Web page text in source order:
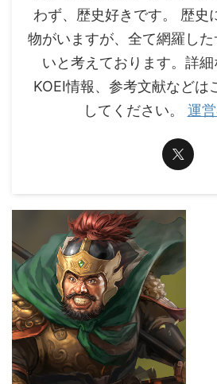
わず、歴史好きです。 歴史
物がいますが、全て網羅し
いと考えております。詳細
KOEI情報、参考文献などは
してください。 運